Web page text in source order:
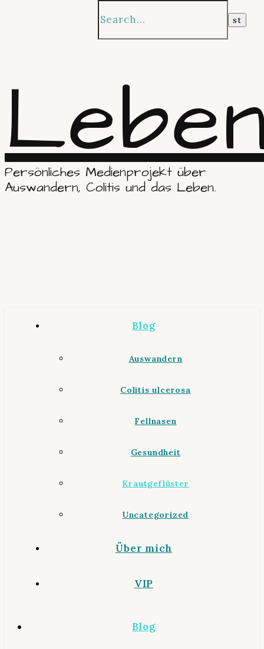
Persönliches Medienprojekt über
Auswandern, Colitis und das Leben.
Blog
Auswandern
Colitis ulcerosa
Fellnasen
Gesundheit
Krautgeflüster
Uncategorized
Über mich
VIP
Blog